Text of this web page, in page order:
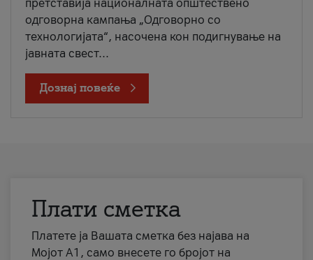
претставија националната општествено
одговорна кампања „Одговорно со
технологијата“, насочена кон подигнување на
јавната свест...
Дознај повеќе
Плати сметка
Платете ја Вашата сметка без најава на
Мојот А1, само внесете го бројот на